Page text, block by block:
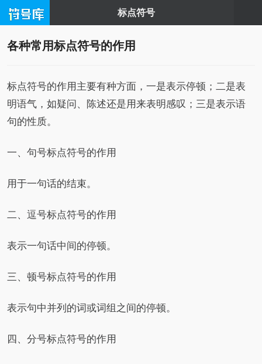
标点符号
各种常用标点符号的作用
标点符号的作用主要有种方面，一是表示停顿；二是表
明语气，如疑问、陈述还是用来表明感叹；三是表示语
句的性质。
一、句号标点符号的作用
用于一句话的结束。
二、逗号标点符号的作用
表示一句话中间的停顿。
三、顿号标点符号的作用
表示句中并列的词或词组之间的停顿。
四、分号标点符号的作用